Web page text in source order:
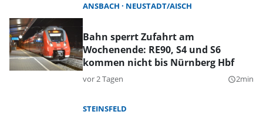
ANSBACH NEUSTADT/AISCH
Bahn sperrt Zufahrt am
Wochenende: RE90, S4 und S6
kommen nicht bis Nürnberg Hbf
vor 2 Tagen query_builder2min
STEINSFELD